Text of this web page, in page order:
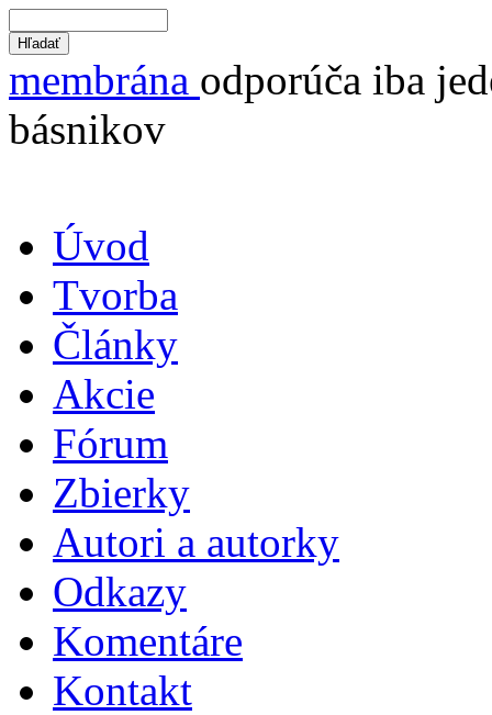
membrána odporúča iba
básnikov
Úvod
Tvorba
Články
Akcie
Fórum
Zbierky
Autori a autorky
Odkazy
Komentáre
Kontakt